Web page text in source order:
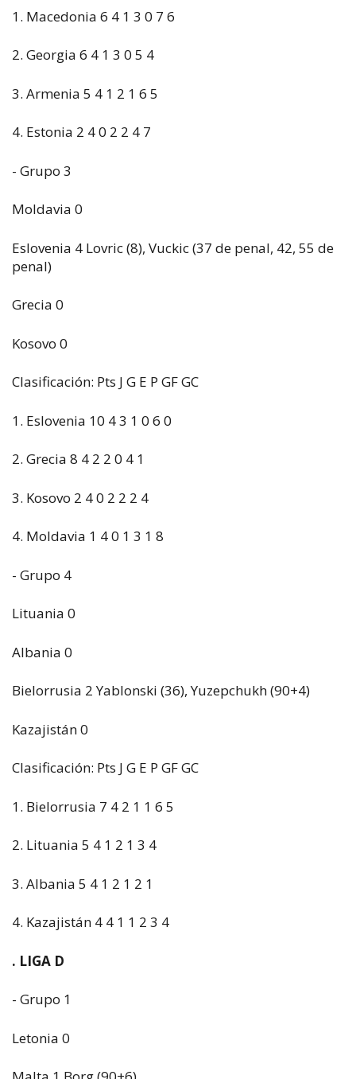
1. Macedonia 6 4 1 3 0 7 6
2. Georgia 6 4 1 3 0 5 4
3. Armenia 5 4 1 2 1 6 5
4. Estonia 2 4 0 2 2 4 7
- Grupo 3
Moldavia 0
Eslovenia 4 Lovric (8), Vuckic (37 de penal, 42, 55 de
penal)
Grecia 0
Kosovo 0
Clasificación: Pts J G E P GF GC
1. Eslovenia 10 4 3 1 0 6 0
2. Grecia 8 4 2 2 0 4 1
3. Kosovo 2 4 0 2 2 2 4
4. Moldavia 1 4 0 1 3 1 8
- Grupo 4
Lituania 0
Albania 0
Bielorrusia 2 Yablonski (36), Yuzepchukh (90+4)
Kazajistán 0
Clasificación: Pts J G E P GF GC
1. Bielorrusia 7 4 2 1 1 6 5
2. Lituania 5 4 1 2 1 3 4
3. Albania 5 4 1 2 1 2 1
4. Kazajistán 4 4 1 1 2 3 4
. LIGA D
- Grupo 1
Letonia 0